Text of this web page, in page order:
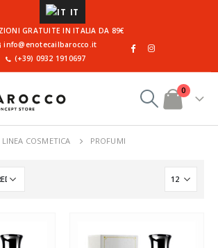
IT
GRATUITE IN ITALIA DA 89€
info@enotecailbarocco.it
(+39) 0932 1910697
0
LINEA COSMETICA PROFUMI